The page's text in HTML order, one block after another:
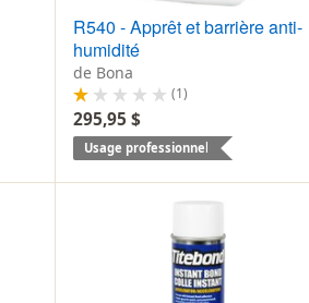
R540 - Apprêt et barrière anti-
humidité
de Bona
(1)
295,95 $
Usage professionnel